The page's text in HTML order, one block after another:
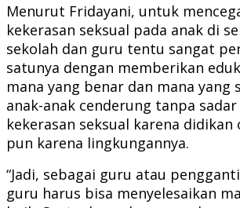
Menurut Fridayani, untuk
kekerasan seksual pada anak di
sekolah dan guru tentu sangat
satunya dengan memberikan
mana yang benar dan mana yang
anak-anak cenderung tanpa
kekerasan seksual karena
pun karena lingkungannya.
“Jadi, sebagai guru atau
guru harus bisa menyelesaikan